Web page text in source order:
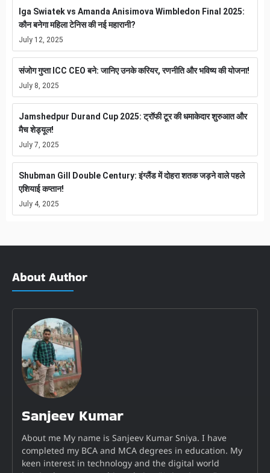
Iga Swiatek vs Amanda Anisimova Wimbledon Final 2025:
कौन बनेगा महिला टेनिस की नई महारानी?
July 12, 2025
संजोग गुप्ता ICC CEO बने: जानिए उनके करियर, रणनीति और भविष्य की योजना!
July 8, 2025
Jamshedpur Durand Cup 2025: ट्रॉफी टूर की धमाकेदार शुरुआत और
मैच शेड्यूल!
July 7, 2025
Shubman Gill Double Century: इंग्लैंड में दोहरा शतक जड़ने वाले पहले
एशियाई कप्तान!
July 4, 2025
About Author
Sanjeev Kumar
About me My name is Sanjeev Kumar Sniya. I have
completed my BCA and MCA degrees in education. My
keen interest in technology and the digital world